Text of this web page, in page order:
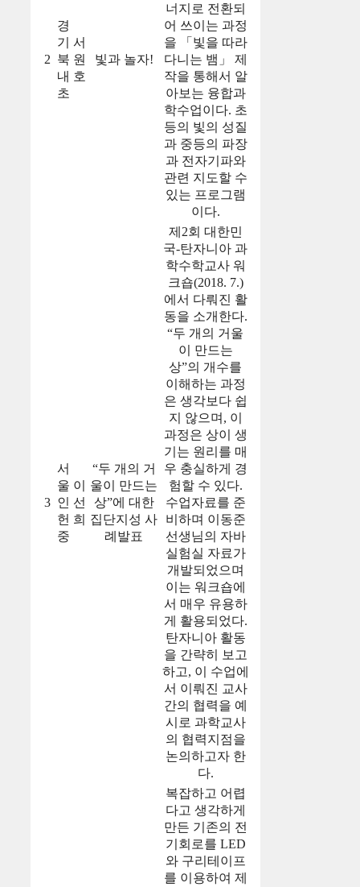
2
경
기
북
내
초
서
원
호
빛과 놀자!
너지로 전환되
어 쓰이는 과정
을 「빛을 따라
다니는 뱀」 제
작을 통해서 알
아보는 융합과
학수업이다. 초
등의 빛의 성질
과 중등의 파장
과 전자기파와
관련 지도할 수
있는 프로그램
이다.
3
서
울
인
헌
중
이
선
희
“두 개의 거
울이 만드는
상”에 대한
집단지성 사
례발표
제2회 대한민
국-탄자니아 과
학수학교사 워
크숍(2018. 7.)
에서 다뤄진 활
동을 소개한다.
“두 개의 거울
이 만드는
상”의 개수를
이해하는 과정
은 생각보다 쉽
지 않으며, 이
과정은 상이 생
기는 원리를 매
우 충실하게 경
험할 수 있다.
수업자료를 준
비하며 이동준
선생님의 자바
실험실 자료가
개발되었으며
이는 워크숍에
서 매우 유용하
게 활용되었다.
탄자니아 활동
을 간략히 보고
하고, 이 수업에
서 이뤄진 교사
간의 협력을 예
시로 과학교사
의 협력지점을
논의하고자 한
다.
복잡하고 어렵
다고 생각하게
만든 기존의 전
기회로를 LED
와 구리테이프
를 이용하여 제